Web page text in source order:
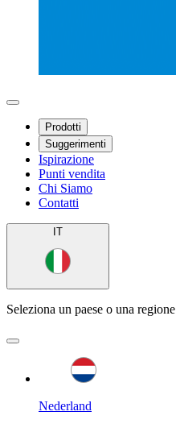
Prodotti
Suggerimenti
Ispirazione
Punti vendita
Chi Siamo
Contatti
IT
Seleziona un paese o una regione
Nederland